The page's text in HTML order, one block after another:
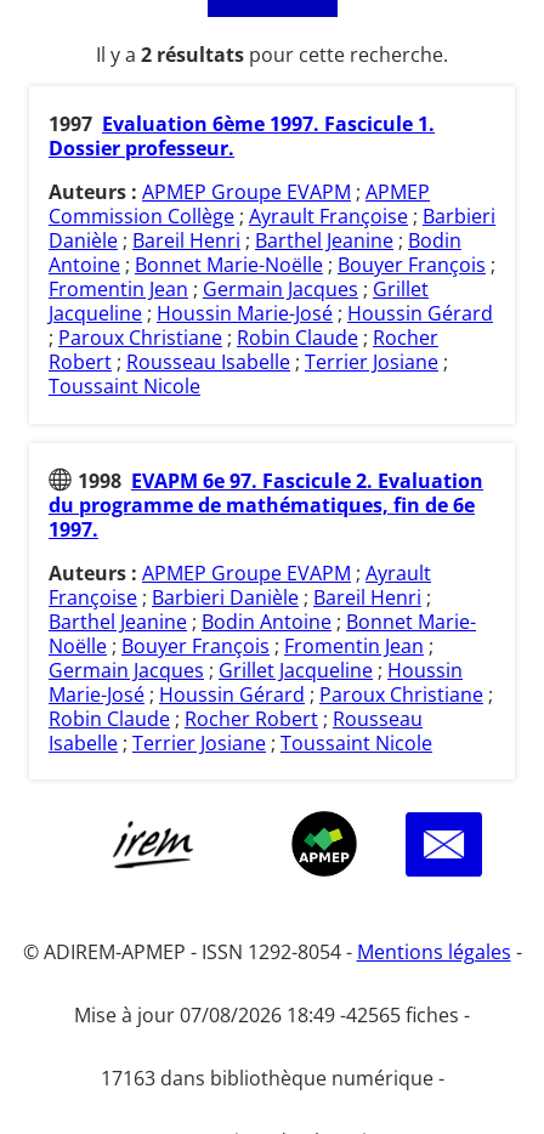
Il y a 2 résultats pour cette recherche.
1997 Evaluation 6ème 1997. Fascicule 1.
Dossier professeur.
Auteurs : APMEP Groupe EVAPM ; APMEP
Commission Collège ; Ayrault Françoise ; Barbieri
Danièle ; Bareil Henri ; Barthel Jeanine ; Bodin
Antoine ; Bonnet Marie-Noëlle ; Bouyer François ;
Fromentin Jean ; Germain Jacques ; Grillet
Jacqueline ; Houssin Marie-José ; Houssin Gérard
; Paroux Christiane ; Robin Claude ; Rocher
Robert ; Rousseau Isabelle ; Terrier Josiane ;
Toussaint Nicole
1998 EVAPM 6e 97. Fascicule 2. Evaluation
du programme de mathématiques, fin de 6e
1997.
Auteurs : APMEP Groupe EVAPM ; Ayrault
Françoise ; Barbieri Danièle ; Bareil Henri ;
Barthel Jeanine ; Bodin Antoine ; Bonnet Marie-
Noëlle ; Bouyer François ; Fromentin Jean ;
Germain Jacques ; Grillet Jacqueline ; Houssin
Marie-José ; Houssin Gérard ; Paroux Christiane ;
Robin Claude ; Rocher Robert ; Rousseau
Isabelle ; Terrier Josiane ; Toussaint Nicole
© ADIREM-APMEP - ISSN 1292-8054 - Mentions légales -
Mise à jour 07/08/2026 18:49 -42565 fiches -
17163 dans bibliothèque numérique -